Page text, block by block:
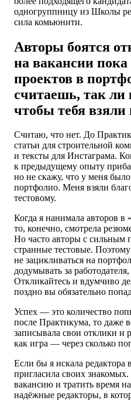
одногруппницу из Школы
сила комьюнити.
Авторы боятся
на вакансии
проектов в
считаешь, так ли
чтобы тебя взяли
Считаю, что нет. До
статьи для строительной
и тексты для Инстаграма.
к предыдущему опыту
но не скажу, что у меня
портфолио. Меня взяли
тестовому.
Когда я нанимала авторов в
то, конечно, смотрела
Но часто авторы с сильным
странные тестовые.
не зацикливаться на
додумывать за
Откликайтесь и вдумчиво
поздно вы обязательно
Успех — это количество
после Практикума, то даже
записывала свои отклики и
как игра — через сколько
Если бы я искала редактора
пригласила своих
вакансию и тратить время
надёжные редакторы, в